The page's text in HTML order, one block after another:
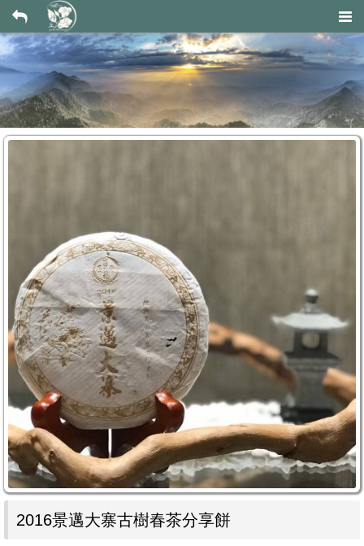
2016景邁大寨古樹春茶分享餅